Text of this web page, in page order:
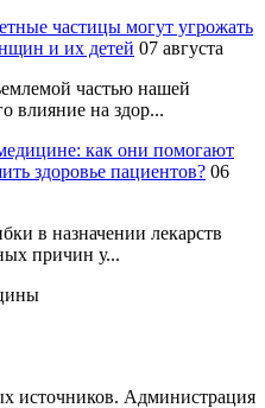
частицы могут угрожать
и их детей 07 августа
частью нашей
влияние на здор...
как они помогают
здоровье пациентов? 06
в назначении лекарств
причин у...
источников. Администрация